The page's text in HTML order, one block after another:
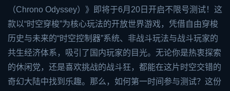
（Chrono Odyssey）》即将于6月20日开启不限号测试！这
款以“时空穿梭”为核心玩法的开放世界游戏，凭借自由穿梭
历史与未来的“时空控制器”系统、非战斗玩法与战斗玩家的
共生经济体系，吸引了国内玩家的目光。无论你是热衷探索
的休闲党，还是喜欢挑战的战斗狂，都能在这片时空交错的
奇幻大陆中找到乐趣。那么，如何第一时间参与测试？这份